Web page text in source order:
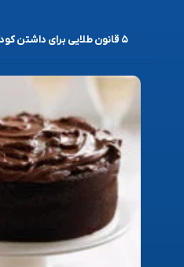
۵ قانون طلایی برای داشتن کودک خوش غذا و خوش اشتها